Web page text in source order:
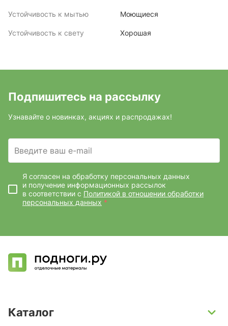
Устойчивость к мытью Моющиеся
Устойчивость к свету Хорошая
Подпишитесь на рассылку
Узнавайте о новинках, акциях и распродажах!
Введите ваш e-mail
Я согласен на обработку персональных данных
и получение информационных рассылок
в соответствии с Политикой в отношении обработки
персональных данных *
Каталог